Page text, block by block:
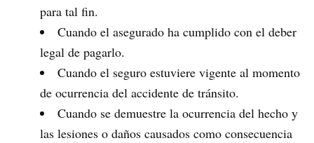
para tal fin.
Cuando el asegurado ha cumplido con el deber
legal de pagarlo.
Cuando el seguro estuviere vigente al momento
de ocurrencia del accidente de tránsito.
Cuando se demuestre la ocurrencia del hecho y
las lesiones o daños causados como consecuencia